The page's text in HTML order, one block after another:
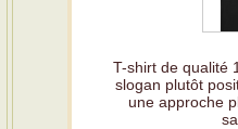
T-shirt de qualité
slogan plutôt
une approche